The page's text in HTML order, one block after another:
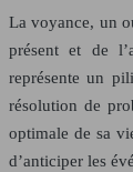
La voyance, un
présent et de
représente un
résolution de
optimale de sa
d’anticiper les